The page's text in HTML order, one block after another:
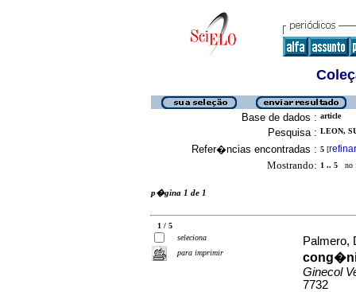
Base de dados : article
Pesquisa : LEON,
Refer�ncias encontradas : 5 [refinar
Mostrando: 1 .. 5 no
p�gina 1 de 1
1 / 5
seleciona
para imprimir
Ginecol
7732